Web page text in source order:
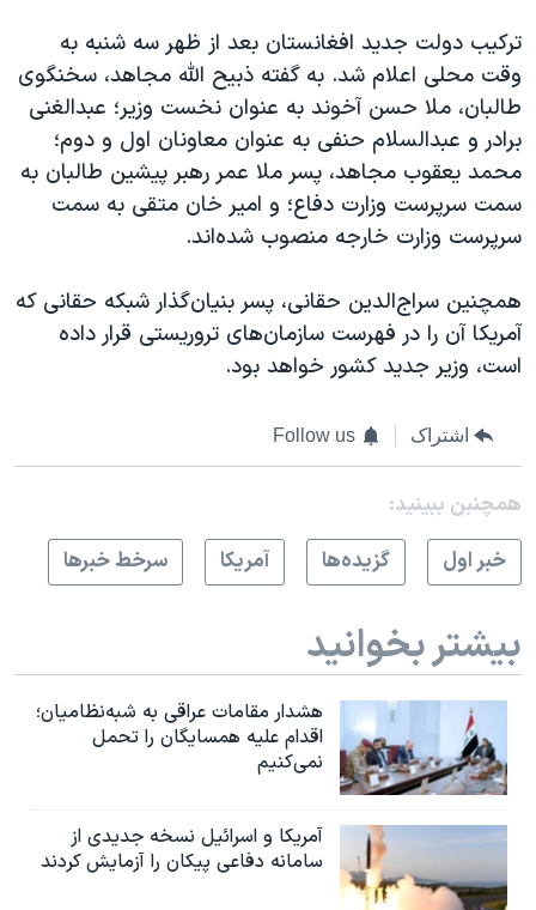
ترکیب دولت جدید افغانستان بعد از ظهر سه شنبه به
وقت محلی اعلام شد. به گفته ذبیح الله مجاهد، سخنگوی
طالبان، ملا حسن آخوند به عنوان نخست وزیر؛ عبدالغنی
برادر و عبدالسلام حنفی به عنوان معاونان اول و دوم؛
محمد یعقوب مجاهد، پسر ملا عمر رهبر پیشین طالبان به
سمت سرپرست وزارت دفاع؛ و امیر خان متقی به سمت
سرپرست وزارت خارجه منصوب شده‌اند.
همچنین سراج‌الدین حقانی، پسر بنیان‌گذار شبکه حقانی که
آمریکا آن را در فهرست سازمان‌های تروریستی قرار داده
است، وزیر جدید کشور خواهد بود.
اشتراک Follow us
همچنبن ببینید:
خبر اول
گزيده‌ها آمريکا سرخط خبرها
بیشتر بخوانید
هشدار مقامات عراقی به شبه‌نظامیان؛
اقدام علیه همسایگان را تحمل
نمی‌کنیم
آمریکا و اسرائیل نسخه جدیدی از
سامانه دفاعی پیکان را آزمایش کردند